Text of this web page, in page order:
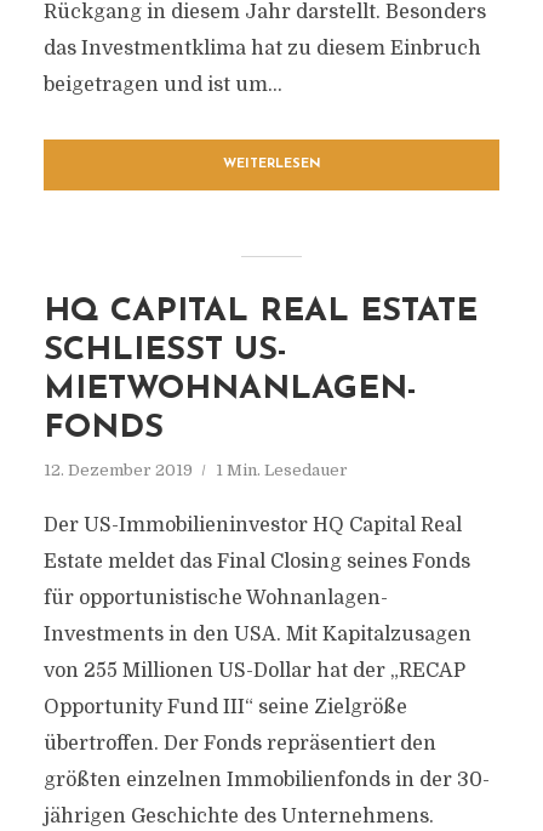
Rückgang in diesem Jahr darstellt. Besonders
das Investmentklima hat zu diesem Einbruch
beigetragen und ist um...
WEITERLESEN
HQ CAPITAL REAL ESTATE
SCHLIESST US-M
IETWOHNANLAGEN-F
ONDS
12. Dezember 2019 1 Min. Lesedauer
Der US-Immobilieninvestor HQ Capital Real
Estate meldet das Final Closing seines Fonds
für opportunistische Wohnanlagen-
Investments in den USA. Mit Kapitalzusagen
von 255 Millionen US-Dollar hat der „RECAP
Opportunity Fund III“ seine Zielgröße
übertroffen. Der Fonds repräsentiert den
größten einzelnen Immobilienfonds in der 30-
jährigen Geschichte des Unternehmens.